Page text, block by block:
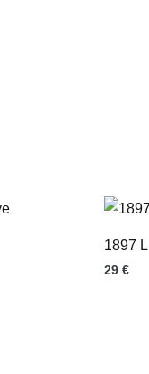
1897
29 €